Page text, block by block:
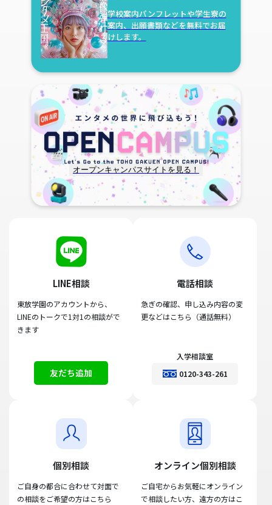
学校案内パンフレットや学生寮の
案内、 出願書類などを無料でお届
けします。
オープンキャンパスサイトを見る！
LINE相談
東放学園のアカウントから、
LINEのトークで1対1の相談がで
きます
友だち追加
電話相談
急ぎの確認、申し込み内容の変
更などはこちら（通話無料）
入学相談室
0120-343-261
個別相談
ご自身の都合に合わせて対面で
の相談をご希望の方はこちら
オンライン個別相談
ご自宅からお気軽にオンライン
で相談したい方、遠方の方はこ